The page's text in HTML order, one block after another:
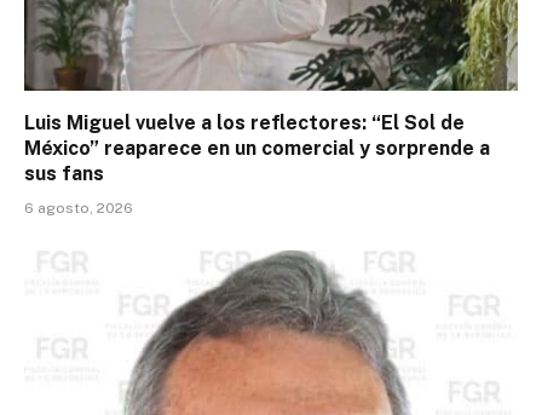
Luis Miguel vuelve a los reflectores: “El Sol de
México” reaparece en un comercial y sorprende a
sus fans
6 agosto, 2026